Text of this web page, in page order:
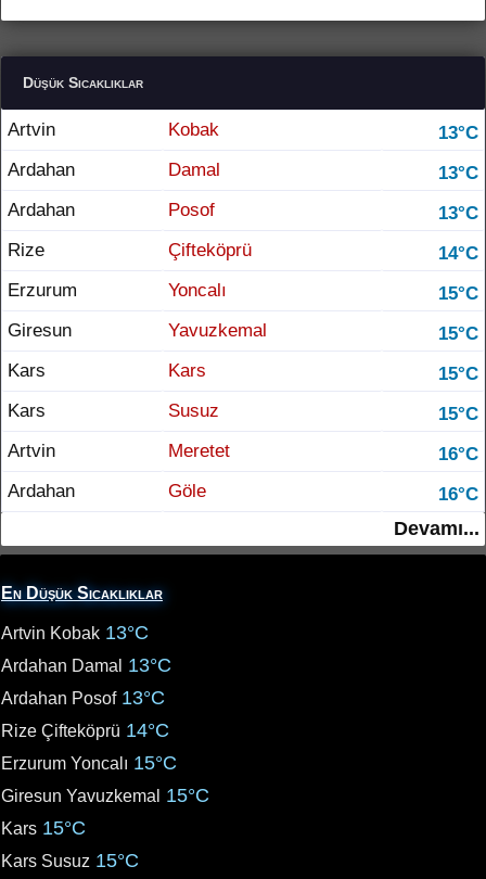
Düşük Sıcaklıklar
Artvin Kobak
13°C
Ardahan
Damal
13°C
Ardahan
Posof
13°C
Rize
Çifteköprü
14°C
Erzurum
Yoncalı
15°C
Giresun
Yavuzkemal
15°C
Kars
Kars
15°C
Kars
Susuz
15°C
Artvin
Meretet
16°C
Ardahan
Göle 16°C
Devamı...
En Düşük Sıcaklıklar
Artvin Kobak 13°C
Ardahan Damal 13°C
Ardahan Posof 13°C
Rize Çifteköprü 14°C
Erzurum Yoncalı 15°C
Giresun Yavuzkemal 15°C
Kars 15°C
Kars Susuz 15°C